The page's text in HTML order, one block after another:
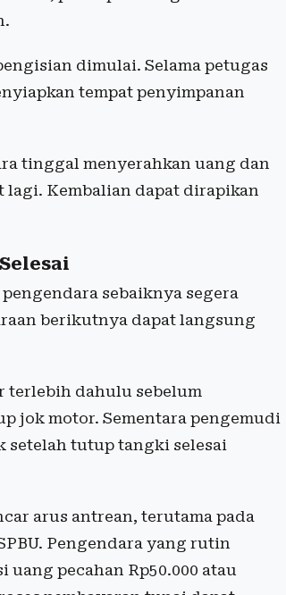
dimulai. Selama petugas
tempat penyimpanan
tinggal menyerahkan uang dan
lagi. Kembalian dapat dirapikan
sebaiknya segera
berikutnya dapat langsung
terlebih dahulu sebelum
jok motor. Sementara pengemudi
setelah tutup tangki selesai
arus antrean, terutama pada
Pengendara yang rutin
pecahan Rp50.000 atau